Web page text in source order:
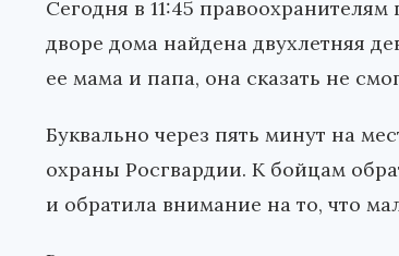
Сегодня в 11:45
дворе дома найдена двухлетняя
ее мама и папа, она сказать не
Буквально через пять минут на
охраны Росгвардии. К бойцам
и обратила внимание на то, что